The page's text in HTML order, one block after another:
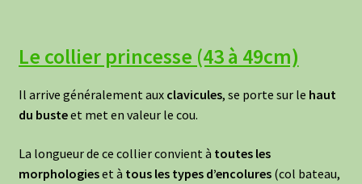
Le collier princesse (43 à 49cm)
Il arrive généralement aux clavicules, se porte sur le haut
du busteet met en valeur le cou.
La longueur de ce collier convient à toutes les
morphologieset à tous les types d’encolures(col bateau,